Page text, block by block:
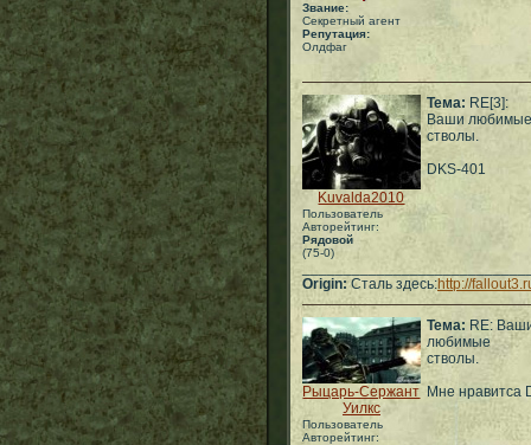
Звание:
Секретный агент
Репутация:
Олдфаг
Kuvalda2010
Пользователь
Авторейтинг:
Рядовой
(75-0)
Тема: RE[3]:
Ваши любимые
стволы.
DKS-401
Origin:Сталь здесь:http://
Рыцарь-Сержант
Уилкс
Пользователь
Авторейтинг:
Тема: RE:
любимые
стволы.
Мне нравитса